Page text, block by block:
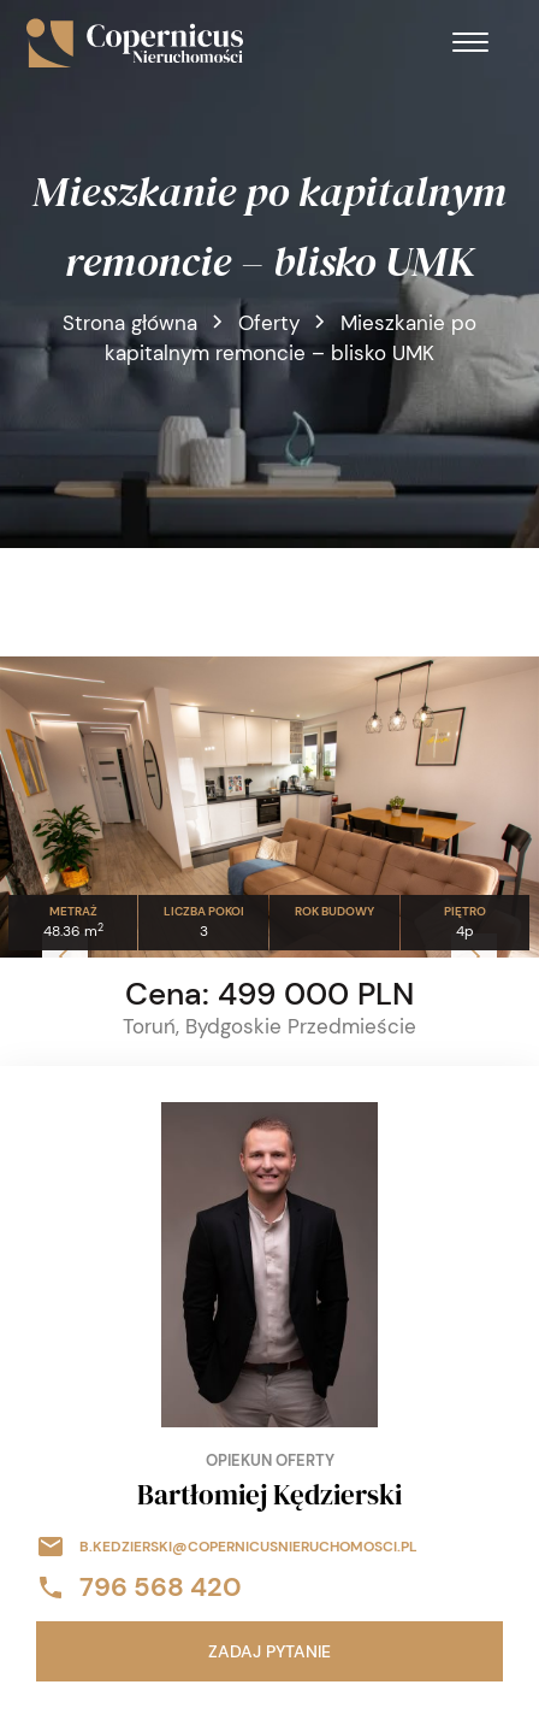
Mieszkanie po kapitalnym
remoncie – blisko UMK
Strona główna Oferty
Mieszkanie po
kapitalnym remoncie – blisko UMK
METRAŻ
48.36 m2
LICZBA POKOI
3
ROK BUDOWY PIĘTRO
4p
Cena: 499 000 PLN
Toruń, Bydgoskie Przedmieście
OPIEKUN OFERTY
Bartłomiej Kędzierski
B.KEDZIERSKI@COPERNICUSNIERUCHOMOSCI.PL
796 568 420
ZADAJ PYTANIE